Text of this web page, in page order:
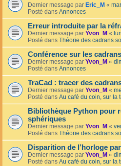
Dernier message par Eric_M «
Posté dans Annonces
Erreur introduite par la
Dernier message par Yvon_M «
Posté dans Théorie des cadrans
Conférence sur les
Dernier message par Yvon_M «
Posté dans Annonces
TraCad : tracer des
Dernier message par Yvon_M «
Posté dans Au café du coin, sur la
Bibliothèque Python pour
sphériques
Dernier message par Yvon_M «
Posté dans Théorie des cadrans
Disparition de l’horloge
Dernier message par Yvon_M «
Posté dans Au café du coin, sur la